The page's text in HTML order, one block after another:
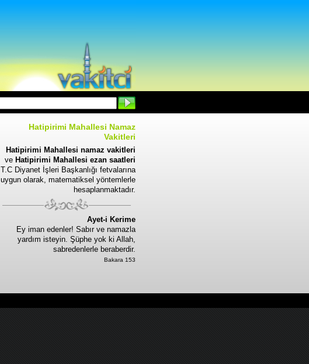
Hatipirimi Mahallesi Namaz
Vakitleri
Hatipirimi Mahallesi namaz vakitleri
ve Hatipirimi Mahallesi ezan saatleri
T.C Diyanet İşleri Başkanlığı fetvalarına
uygun olarak, matematiksel yöntemlerle
hesaplanmaktadır.
Ayet-i Kerime
Ey iman edenler! Sabır ve namazla
yardım isteyin. Şüphe yok ki Allah,
sabredenlerle beraberdir.
Bakara 153